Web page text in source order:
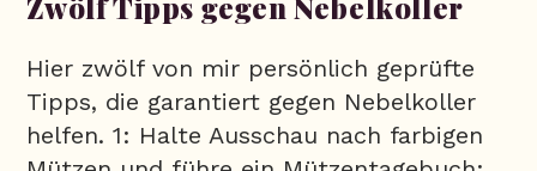
Hier zwölf von mir persönlich geprüfte
Tipps, die garantiert gegen Nebelkoller
helfen. 1: Halte Ausschau nach farbigen